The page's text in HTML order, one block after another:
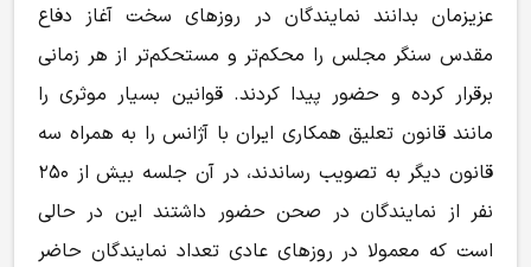
عزیزمان بدانند نمایندگان در روز‌های سخت آغاز دفاع
مقدس سنگر مجلس را محکم‌تر و مستحکم‌تر از هر زمانی
برقرار کرده و حضور پیدا کردند. قوانین بسیار موثری را
مانند قانون تعلیق همکاری ایران با آژانس را به همراه سه
قانون دیگر به تصویب رساندند، در آن جلسه بیش از ۲۵۰
نفر از نمایندگان در صحن حضور داشتند این در حالی
است که معمولا در روز‌های عادی تعداد نمایندگان حاضر